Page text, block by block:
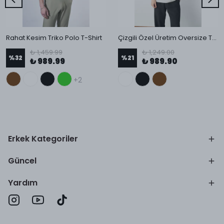
Rahat Kesim Triko Polo T-Shirt
%32
₺ 1,459.99
₺ 989.99
+2
Çizgili Özel Üretim Oversize T-Shirt
%21
₺ 1,249.00
₺ 989.90
Erkek Kategoriler
Güncel
Yardım